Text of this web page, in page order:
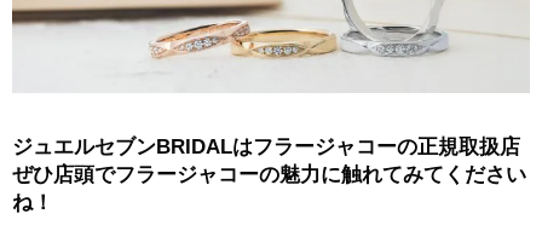
ジュエルセブンBRIDALはフラージャコーの正規取扱店
ぜひ店頭でフラージャコーの魅力に触れてみてください
ね！